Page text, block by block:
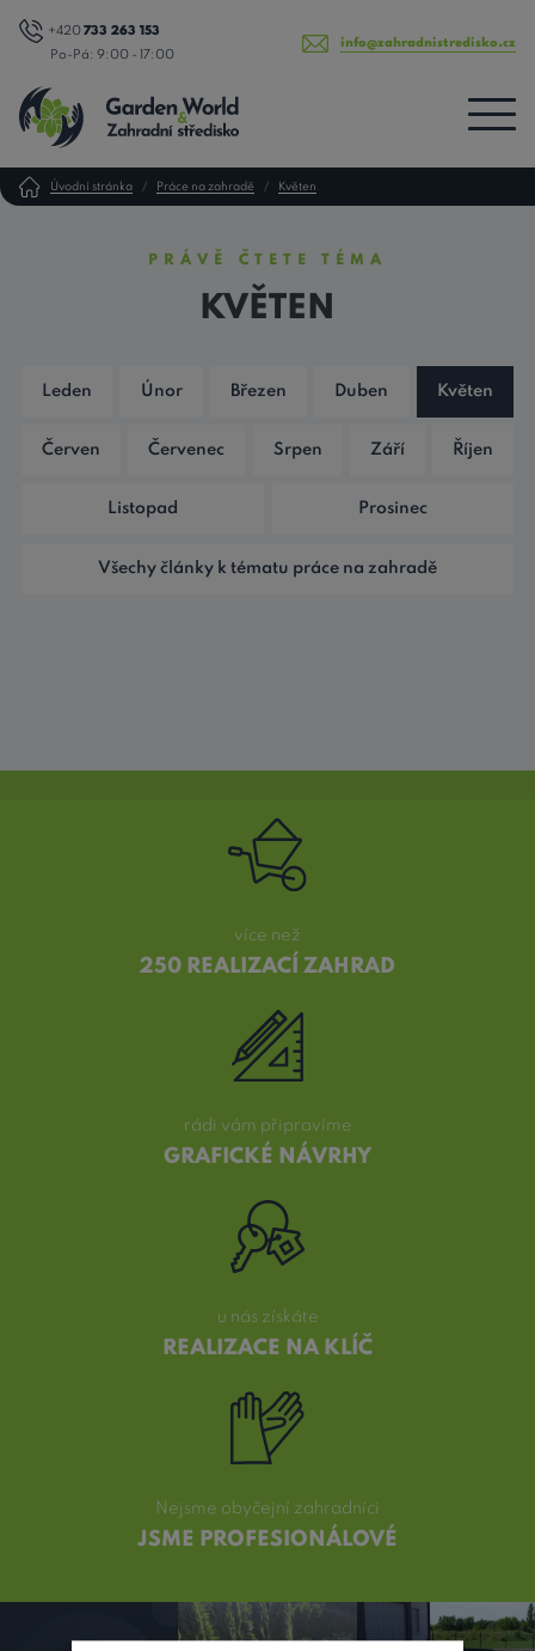
+420 733 263 153
Po-Pá: 9:00 - 17:00
info@zahradnistredisko.cz
Úvodní stránka Práce na zahradě Květen
PRÁVĚ ČTETE TÉMA
KVĚTEN
Leden Únor Březen Duben Květen
Červen Červenec Srpen Září Říjen
Listopad Prosinec
Všechy články k tématu práce na zahradě
více než
250 REALIZACÍ ZAHRAD
rádi vám připravíme
GRAFICKÉ NÁVRHY
u nás získáte
REALIZACE NA KLÍČ
Nejsme obyčejní zahradníci
JSME PROFESIONÁLOVÉ